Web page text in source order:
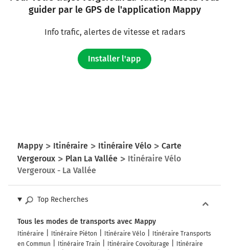
La Vallée
guider par le GPS de l'application Mappy
Info trafic, alertes de vitesse et radars
Installer l'app
Mappy Itinéraire Itinéraire Vélo
Carte
Vergeroux
Plan La Vallée
Itinéraire Vélo
Vergeroux - La Vallée
Top Recherches
Tous les modes de transports avec Mappy
Itinéraire Itinéraire Piéton Itinéraire Vélo
Itinéraire Transports
en Commun
Itinéraire Train Itinéraire Covoiturage
Itinéraire